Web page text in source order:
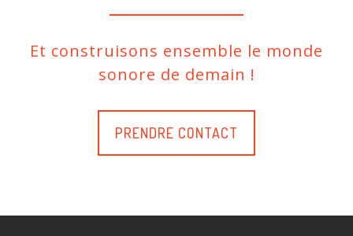
Et construisons ensemble le monde
sonore de demain !
PRENDRE CONTACT